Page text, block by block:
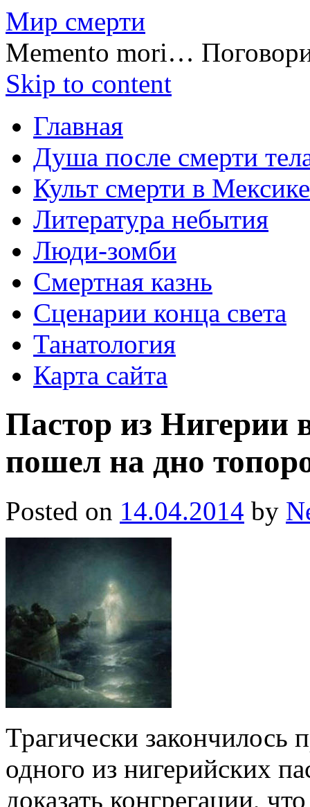
Мир смерти
Memento mori…
Skip to content
Главная
Душа после смерти
Культ смерти в Мексике
Литература небытия
Люди-зомби
Смертная казнь
Сценарии конца света
Танатология
Карта сайта
Пастор из Нигерии
пошел на дно
Posted on 14.04.2014 by
Трагически закончилось
одного из нигерийских
доказать конгрегации,